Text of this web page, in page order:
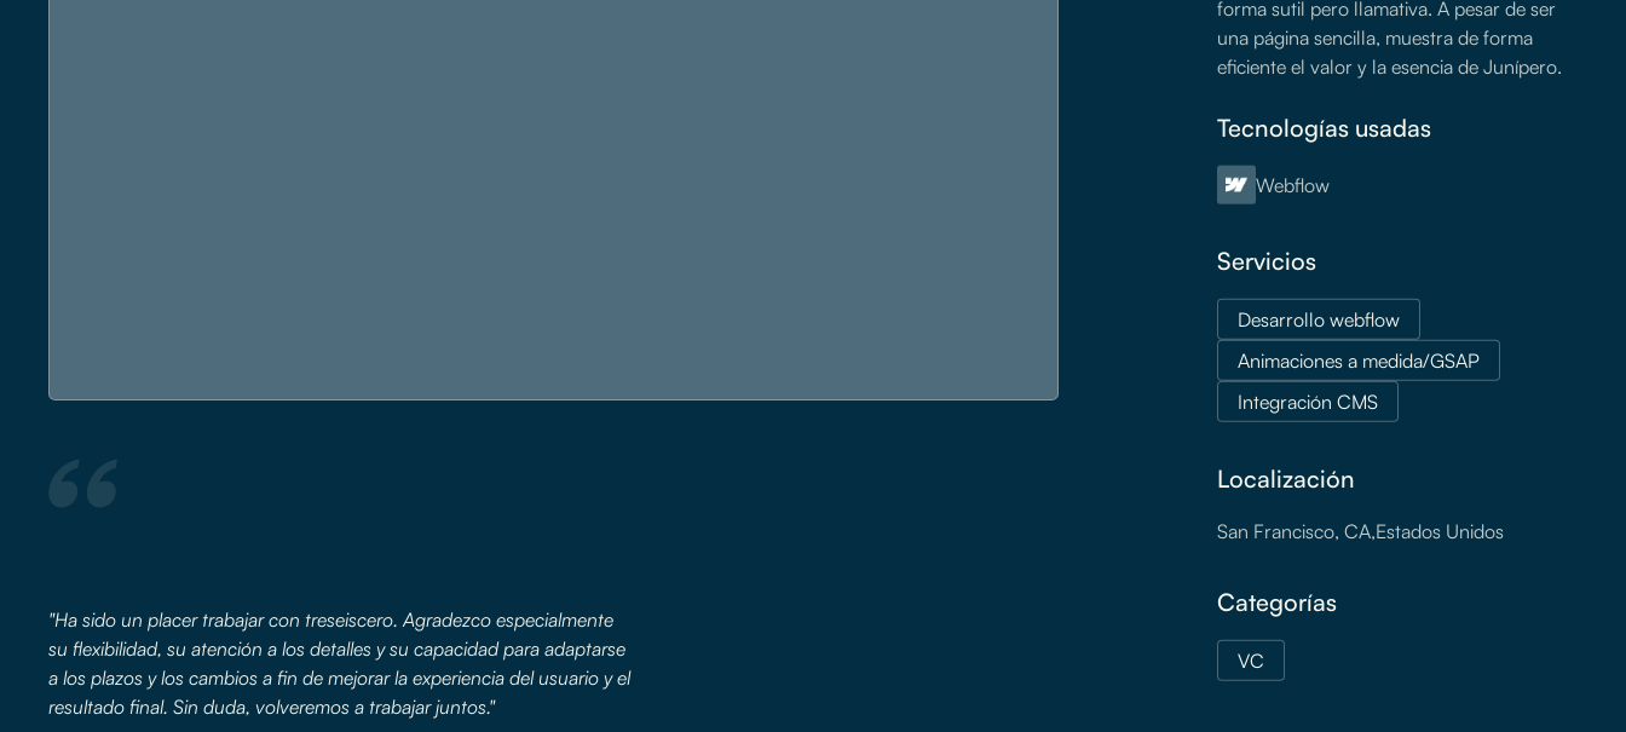
"Ha sido un placer trabajar con treseiscero. Agradezco especialmente
su flexibilidad, su atención a los detalles y su capacidad para adaptarse
a los plazos y los cambios a fin de mejorar la experiencia del usuario y el
resultado final. Sin duda, volveremos a trabajar juntos."
forma sutil pero llamativa. A pesar de ser
una página sencilla, muestra de forma
eficiente el valor y la esencia de Junípero.
Tecnologías usadas
Webflow
Servicios
Desarrollo webflow
Animaciones a medida/GSAP
Integración CMS
Localización
San Francisco, CA,Estados Unidos
Categorías
VC